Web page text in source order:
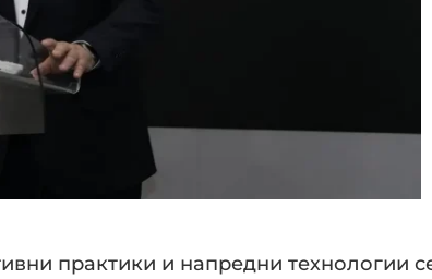
практики и напредни технологии